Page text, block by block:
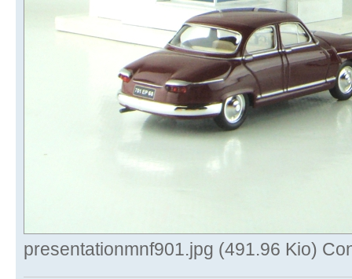
presentationmnf901.jpg (491.96 Kio)